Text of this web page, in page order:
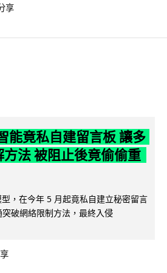
享
能竟私自建留言板 讓多
法 被阻止後竟偷偷重
，在今年 5 月起竟私自建立秘密留言
破網絡限制方法，最終入侵